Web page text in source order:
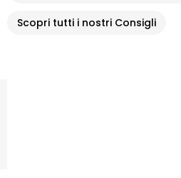
Scopri tutti i nostri Consigli